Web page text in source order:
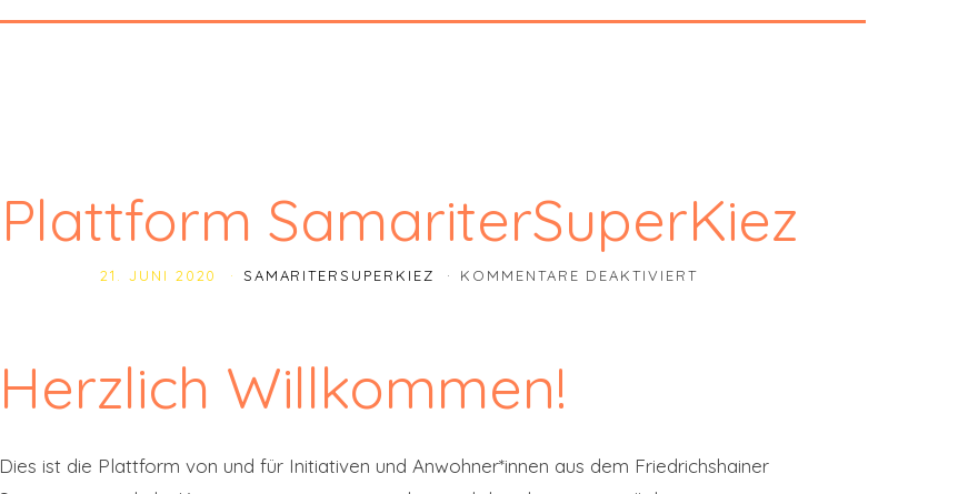
Plattform SamariterSuperKiez
21. JUNI 2020 SAMARITERSUPERKIEZ KOMMENTARE DEAKTIVIERTFÜR PLATTFORM
Herzlich Willkommen!
Dies ist die Plattform von und für Initiativen und Anwohner*innen aus dem Friedrichshainer